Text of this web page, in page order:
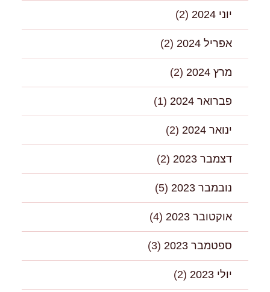
יוני 2024 (2)
אפריל 2024 (2)
מרץ 2024 (2)
פברואר 2024 (1)
ינואר 2024 (2)
דצמבר 2023 (2)
נובמבר 2023 (5)
אוקטובר 2023 (4)
ספטמבר 2023 (3)
יולי 2023 (2)